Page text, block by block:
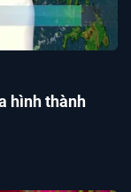
hình thành